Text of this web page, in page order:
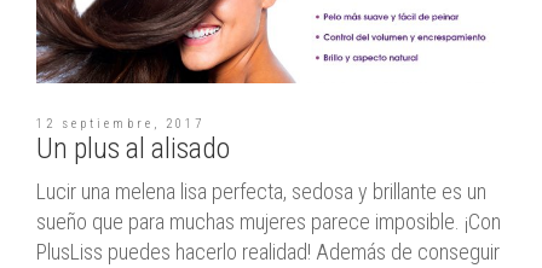
12 septiembre, 2017
Un plus al alisado
Lucir una melena lisa perfecta, sedosa y brillante es un
sueño que para muchas mujeres parece imposible. ¡Con
PlusLiss puedes hacerlo realidad! Además de conseguir